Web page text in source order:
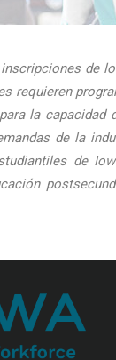
de
requieren
la capacidad
de la
de